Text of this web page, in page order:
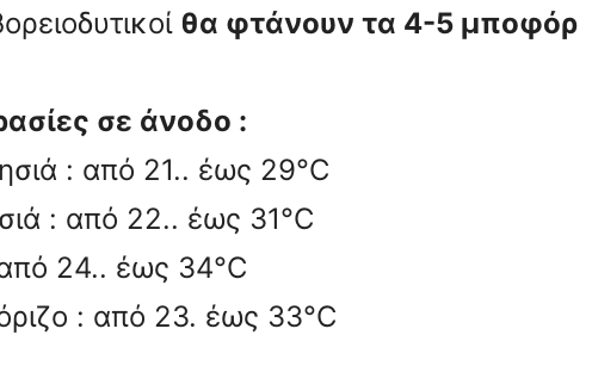
θα φτάνουν τα 4-5 μποφόρ
σε άνοδο :
: από 21.. έως 29°C
: από 22.. έως 31°C
24.. έως 34°C
: από 23. έως 33°C